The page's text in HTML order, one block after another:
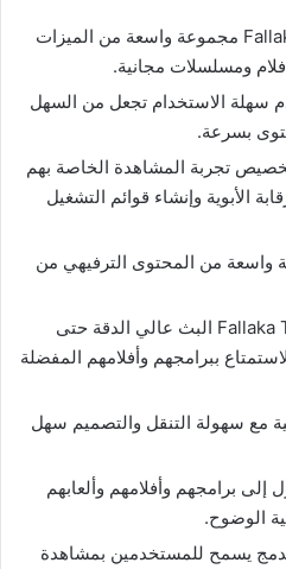
يقدم تحميل تطبيق Fallaka TV مجموعة واسعة من الميزات
ومسلسلات مجانية.
سهلة الاستخدام تجعل من السهل
بسرعة.
تجربة المشاهدة الخاصة بهم
الأبوية وإنشاء قوائم التشغيل
واسعة من المحتوى الترفيهي من
بالإضافة إلى ذلك يوفر Fallaka TV البث عالي الدقة حتى
ببرامجهم وأفلامهم المفضلة
مع سهولة التنقل والتصميم سهل
برامجهم وأفلامهم وألعابهم
الوضوح.
يسمح للمستخدمين بمشاهدة